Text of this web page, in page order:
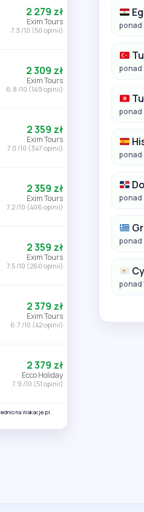
2 279 zł
Exim Tours
7.3 /10 (50 opinii)
2 309 zł
Exim Tours
6.8 /10 (149 opinii)
2 359 zł
Exim Tours
7.0 /10 (347 opinii)
2 359 zł
Exim Tours
7.2 /10 (406 opinii)
2 359 zł
Exim Tours
7.5 /10 (260 opinii)
2 379 zł
Exim Tours
6.7 /10 (42 opinii)
2 379 zł
Ecco Holiday
7.9 /10 (51 opinii)
na Wakacje.pl.
ponad
ponad
ponad
ponad
ponad
ponad